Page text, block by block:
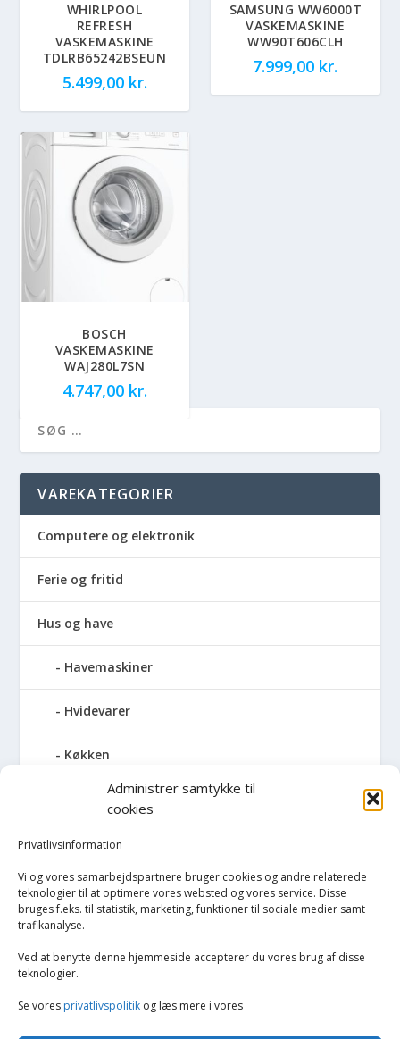
Administrer samtykke til
cookies
Privatlivsinformation
Vi og vores samarbejdspartnere bruger cookies og andre relaterede
teknologier til at optimere vores websted og vores service. Disse
bruges f.eks. til statistik, marketing, funktioner til sociale medier samt
trafikanalyse.
Ved at benytte denne hjemmeside accepterer du vores brug af disse
teknologier.
Se vores privatlivspolitik og læs mere i vores
WHIRLPOOL
REFRESH
VASKEMASKINE
TDLRB65242BSEUN
5.499,00 kr.
SAMSUNG WW6000T
VASKEMASKINE
WW90T606CLH
7.999,00 kr.
BOSCH
VASKEMASKINE
WAJ280L7SN
4.747,00 kr.
VAREKATEGORIER
Computere og elektronik
Ferie og fritid
Hus og have
Havemaskiner
Hvidevarer
Køkken
Elkedler
Kaffemaskiner
Køkkenmaskiner og tilbehør
Køkkenvægte
Opvarmning